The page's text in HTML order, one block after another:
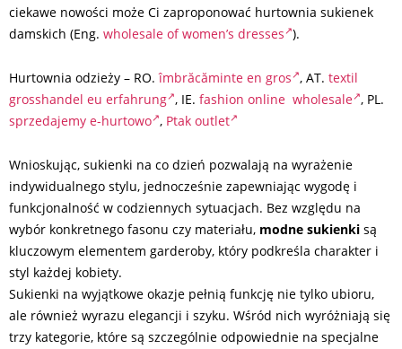
ciekawe nowości może Ci zaproponować hurtownia sukienek
damskich (Eng. wholesale of women’s dresses ).
Hurtownia odzieży – RO.îmbrăcăminte en gros , AT. textil
grosshandel eu erfahrung , IE. fashion online wholesale , PL.
sprzedajemy e-hurtowo , Ptak outlet
Wnioskując, sukienki na co dzień pozwalają na wyrażenie
indywidualnego stylu, jednocześnie zapewniając wygodę i
funkcjonalność w codziennych sytuacjach. Bez względu na
wybór konkretnego fasonu czy materiału, modne sukienki są
kluczowym elementem garderoby, który podkreśla charakter i
styl każdej kobiety.
Sukienki na wyjątkowe okazje pełnią funkcję nie tylko ubioru,
ale również wyrazu elegancji i szyku. Wśród nich wyróżniają się
trzy kategorie, które są szczególnie odpowiednie na specjalne